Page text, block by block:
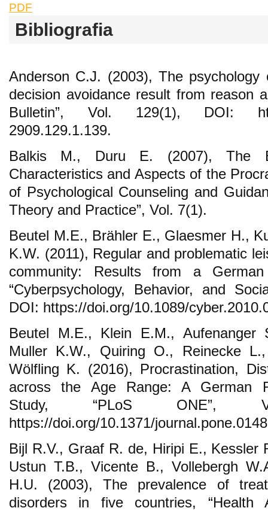
PDF
Bibliografia
Anderson C.J. (2003), The
decision avoidance result from reason
Bulletin”, Vol. 129(1), DOI:
2909.129.1.139.
Balkis M., Duru E. (2007), The
Characteristics and Aspects of the
of Psychological Counseling and
Theory and Practice”, Vol. 7(1).
Beutel M.E., Brähler E., Glaesmer H.,
K.W. (2011), Regular and problematic
community: Results from a German
“Cyberpsychology, Behavior, and
DOI: https://doi.org/10.1089/
Beutel M.E., Klein E.M.,
Muller K.W., Quiring O., Reinecke
Wölfling K. (2016), Procrastination,
across the Age Range: A German
Study, “PLoS ONE”,
https://doi.org/10.1371/
Bijl R.V., Graaf R. de, Hiripi E., Kessler
Ustun T.B., Vicente B., Vollebergh
H.U. (2003), The prevalence of
disorders in five countries, “Health